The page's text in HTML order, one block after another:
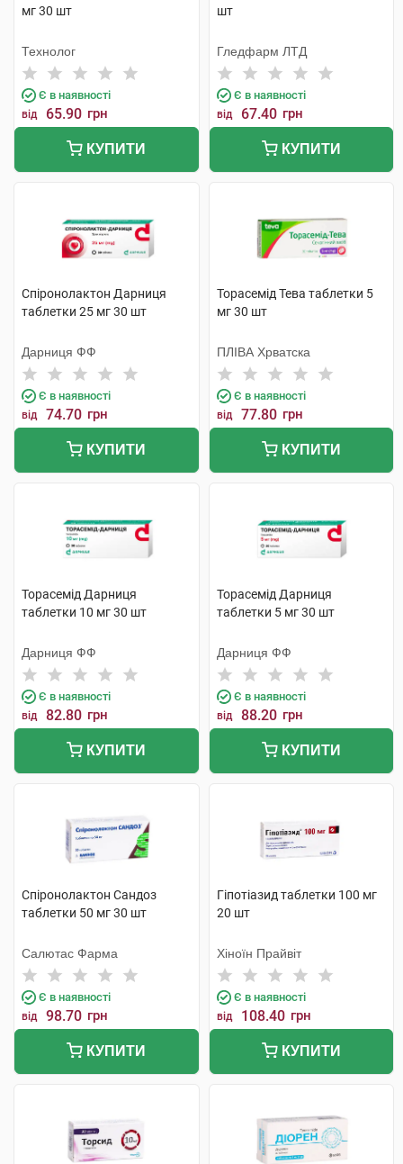
мг 30 шт
Технолог
Є в наявності
від 65.90 грн
КУПИТИ
шт
Гледфарм ЛТД
Є в наявності
від 67.40 грн
КУПИТИ
Спіронолактон Дарниця
таблетки 25 мг 30 шт
Дарниця ФФ
Є в наявності
від 74.70 грн
КУПИТИ
Торасемід Тева таблетки 5
мг 30 шт
ПЛІВА Хрватска
Є в наявності
від 77.80 грн
КУПИТИ
Торасемід Дарниця
таблетки 10 мг 30 шт
Дарниця ФФ
Є в наявності
від 82.80 грн
КУПИТИ
Торасемід Дарниця
таблетки 5 мг 30 шт
Дарниця ФФ
Є в наявності
від 88.20 грн
КУПИТИ
Спіронолактон Сандоз
таблетки 50 мг 30 шт
Салютас Фарма
Є в наявності
від 98.70 грн
КУПИТИ
Гіпотіазид таблетки 100 мг
20 шт
Хіноїн Прайвіт
Є в наявності
від 108.40 грн
КУПИТИ